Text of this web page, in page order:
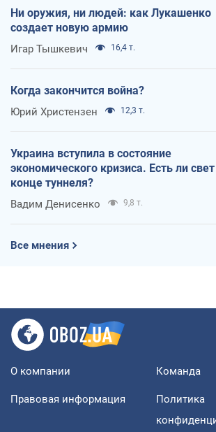
Ни оружия, ни людей: как Лукашенко
создает новую армию
Игар Тышкевич 16,4 т.
Когда закончится война?
Юрий Христензен 12,3 т.
Украина вступила в состояние
экономического кризиса. Есть ли
конце туннеля?
Вадим Денисенко 9,8 т.
Все мнения
О компании Команда
Правовая информация
Политика